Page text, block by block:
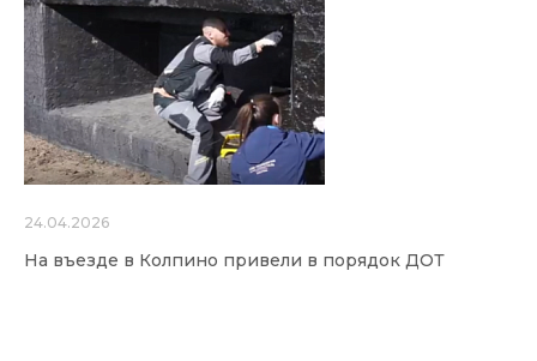
24.04.2026
На въезде в Колпино привели в порядок ДОТ